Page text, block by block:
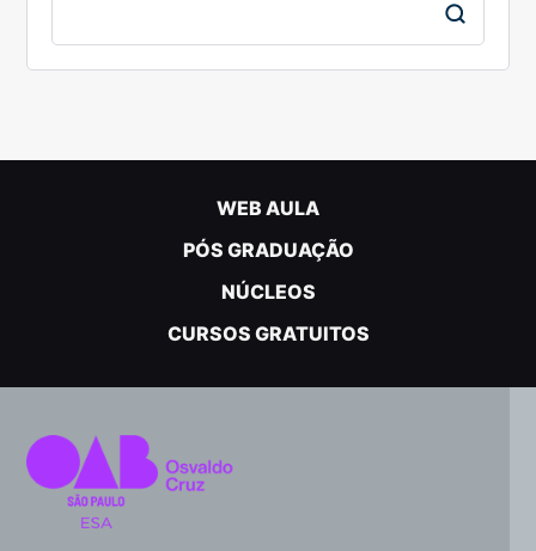
WEB AULA
PÓS GRADUAÇÃO
NÚCLEOS
CURSOS GRATUITOS